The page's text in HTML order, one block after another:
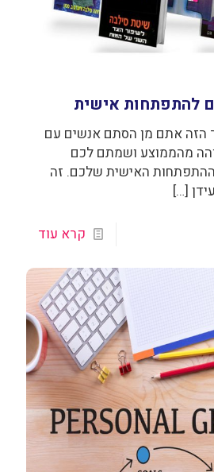
להתפתחות אישית
אתם מן הסתם אנשים עם
מהממוצע ושמתם לכם
האישית שלכם. זה
[…]
קרא עוד